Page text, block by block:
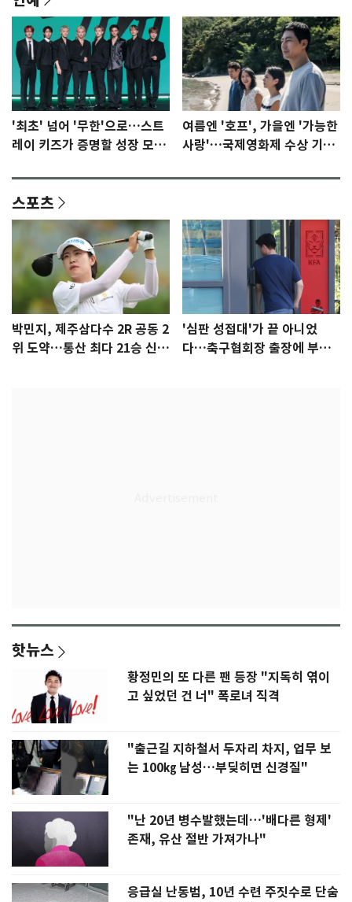
'최초' 넘어 '무한'으로…스트
레이 키즈가 증명할 성장 모멘
여름엔 '호프', 가을엔 '가능한
사랑'…국제영화제 수상 기대
스포츠
박민지, 제주삼다수 2R 공동 2
위 도약…통산 최다 21승 신기
'심판 성접대'가 끝 아니었
다…축구협회장 출장에 부인
핫뉴스
황정민의 또 다른 팬 등장 "지독히 엮이
고 싶었던 건 너" 폭로녀 직격
"출근길 지하철서 두자리 차지, 업무 보
는 100㎏ 남성…부딪히면 신경질"
"난 20년 병수발했는데…'배다른 형제'
존재, 유산 절반 가져가나"
응급실 난동범, 10년 수련 주짓수로 단숨